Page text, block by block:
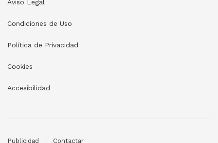
Aviso Legal
Condiciones de Uso
Política de Privacidad
Cookies
Accesibilidad
Publicidad Contactar